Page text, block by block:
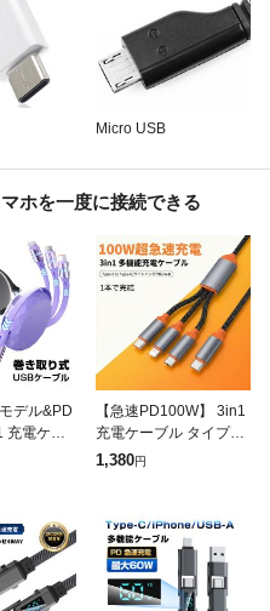
Micro USB
ホを一度に接続できる
デル&PD
充電ケー
Type-c
巻
【急速PD100W】 3in1
充電ケーブル タイプc 3
イン1 急速充電ケーブ
1,380円